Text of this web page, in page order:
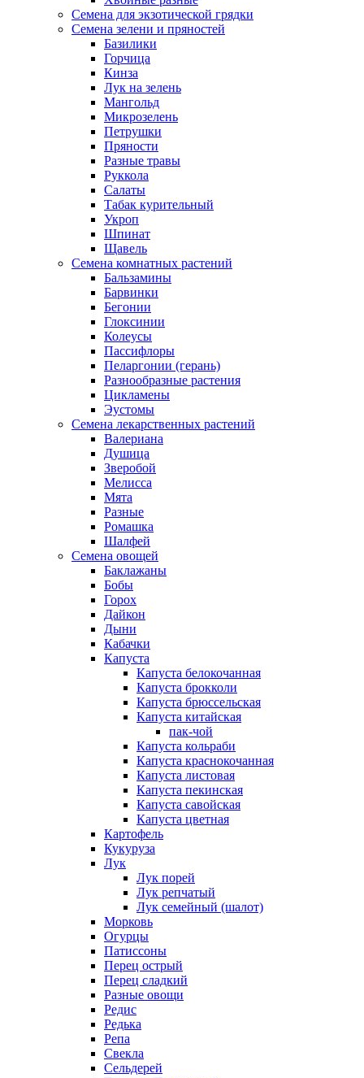
Семена для экзотической грядки
Семена зелени и пряностей
Базилики
Горчица
Кинза
Лук на зелень
Мангольд
Микрозелень
Петрушки
Пряности
Разные травы
Руккола
Салаты
Табак курительный
Укроп
Шпинат
Щавель
Семена комнатных растений
Бальзамины
Барвинки
Бегонии
Глоксинии
Колеусы
Пассифлоры
Пеларгонии (герань)
Разнообразные растения
Цикламены
Эустомы
Семена лекарственных растений
Валериана
Душица
Зверобой
Мелисса
Мята
Разные
Ромашка
Шалфей
Семена овощей
Баклажаны
Бобы
Горох
Дайкон
Дыни
Кабачки
Капуста
Капуста белокочанная
Капуста брокколи
Капуста брюссельская
Капуста китайская
пак-чой
Капуста кольраби
Капуста краснокочанная
Капуста листовая
Капуста пекинская
Капуста савойская
Капуста цветная
Картофель
Кукуруза
Лук
Лук порей
Лук репчатый
Лук семейный (шалот)
Морковь
Огурцы
Патиссоны
Перец острый
Перец сладкий
Разные овощи
Редис
Редька
Репа
Свекла
Сельдерей